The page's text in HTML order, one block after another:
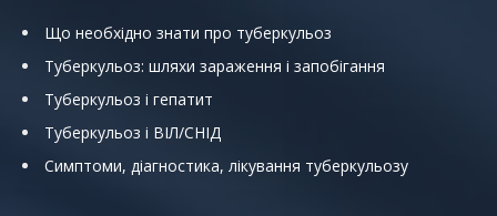
Що необхідно знати про туберкульоз
Туберкульоз: шляхи зараження і запобігання
Туберкульоз і гепатит
Туберкульоз і ВІЛ/СНІД
Симптоми, діагностика, лікування туберкульозу